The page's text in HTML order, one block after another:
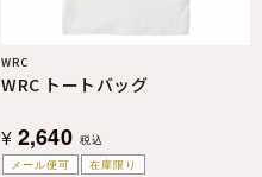
メール便可
在庫限り
WRC
WRC トートバッグ
¥ 2,640 税込